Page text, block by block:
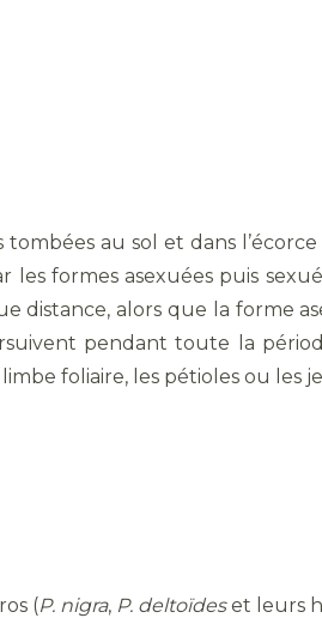
au sol et dans
formes asexuées puis
distance, alors que la forme
pendant toute la
foliaire, les pétioles ou les
(P. nigra, P. deltoïdeset leurs